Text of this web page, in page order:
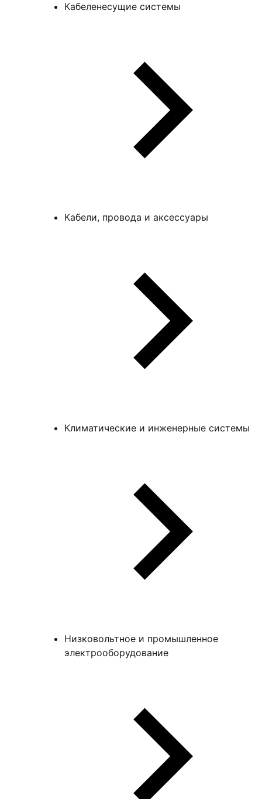
Кабеленесущие системы
Кабели, провода и аксессуары
Климатические и инженерные системы
Низковольтное и промышленное
электрооборудование